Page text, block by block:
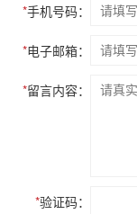
*手机号码：
*电子邮箱：
*留言内容：
*验证码：